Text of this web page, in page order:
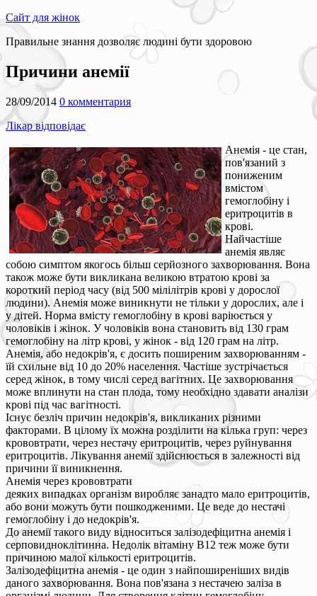
Сайт для жінок
Правильне знання дозволяє людині бути здоровою
Причини анемії
28/09/2014 0 комментария
Лікар відповідає
Анемія - це стан,
пов'язаний з
пониженим
вмістом
гемоглобіну і
еритроцитів в
крові.
Найчастіше
анемія являє
собою симптом якогось більш серйозного захворювання. Вона
також може бути викликана великою втратою крові за
короткий період часу (від 500 мілілітрів крові у дорослої
людини). Анемія може виникнути не тільки у дорослих, але і
у дітей. Норма вмісту гемоглобіну в крові варіюється у
чоловіків і жінок. У чоловіків вона становить від 130 грам
гемоглобіну на літр крові, у жінок - від 120 грам на літр.
Анемія, або недокрів'я, є досить поширеним захворюванням -
їй схильне від 10 до 20% населення. Частіше зустрічається
серед жінок, в тому числі серед вагітних. Це захворювання
може вплинути на стан плода, тому необхідно здавати аналізи
крові під час вагітності.
Існує безліч причин недокрів'я, викликаних різними
факторами. В цілому їх можна розділити на кілька груп: через
крововтрати, через нестачу еритроцитів, через руйнування
еритроцитів. Лікування анемії здійснюється в залежності від
причини її виникнення.
Анемія через крововтрати
деяких випадках організм виробляє занадто мало еритроцитів,
або вони можуть бути пошкодженими. Це веде до нестачі
гемоглобіну і до недокрів'я.
До анемії такого виду відноситься залізодефіцитна анемія і
серповидноклітинна. Недолік вітаміну В12 теж може бути
причиною малої кількості еритроцитів.
Залізодефіцитна анемія - це один з найпоширеніших видів
даного захворювання. Вона пов'язана з нестачею заліза в